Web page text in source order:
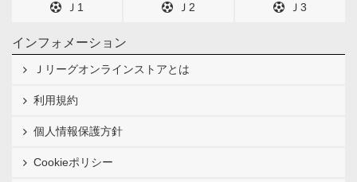
Ｊ1 Ｊ2 Ｊ3
インフォメーション
Ｊリーグオンラインストアとは
利用規約
個人情報保護方針
Cookieポリシー